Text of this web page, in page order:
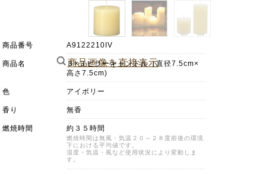
商品画像を直接表示
商品番号 A9122210IV
商品名
３×３ピラーキャンドル（直径7.5cm×
高さ7.5cm)
色 アイボリー
香り 無香
燃焼時間 約３５時間
燃焼時間は無風・気温２０～２８度前後の環境
下における平均値です。
湿度・気温・風など使用状況により変動しま
す。